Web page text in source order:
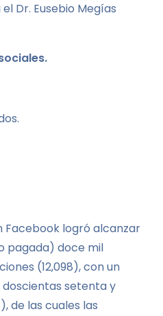
Dr. Eusebio Megías
Facebook logró alcanzar
pagada) doce mil
(12,098), con un
setenta y
de las cuales las